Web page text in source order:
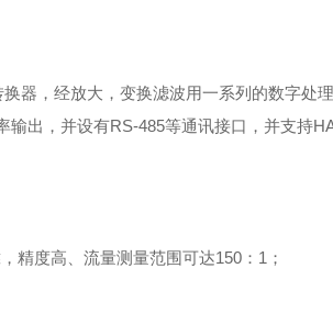
，经放大，变换滤波用一系列的数字处
出，并设有RS-485等通讯接口，并支持
度高、流量测量范围可达150：1；